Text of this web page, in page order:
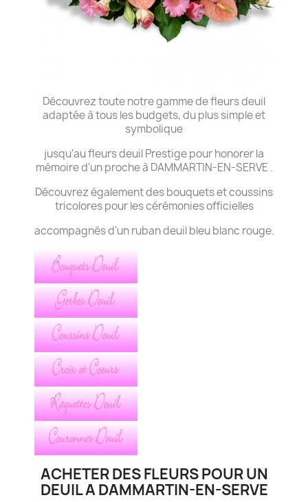
Découvrez toute notre gamme de fleurs deuil
adaptée à tous les budgets, du plus simple et
symbolique
jusqu'au fleurs deuil Prestige pour honorer la
mémoire d'un proche à DAMMARTIN-EN-SERVE .
Découvrez également des bouquets et coussins
tricolores pour les cérémonies officielles
accompagnés d'un ruban deuil bleu blanc rouge.
ACHETER DES FLEURS POUR UN
DEUIL A DAMMARTIN-EN-SERVE